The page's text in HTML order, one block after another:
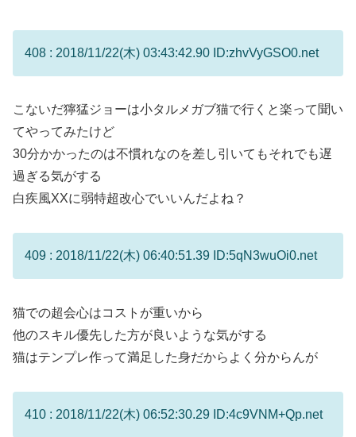
408 : 2018/11/22(木) 03:43:42.90 ID:zhvVyGSO0.net
こないだ獰猛ジョーは小タルメガブ猫で行くと楽って聞い
てやってみたけど
30分かかったのは不慣れなのを差し引いてもそれでも遅
過ぎる気がする
白疾風XXに弱特超改心でいいんだよね？
409 : 2018/11/22(木) 06:40:51.39 ID:5qN3wuOi0.net
猫での超会心はコストが重いから
他のスキル優先した方が良いような気がする
猫はテンプレ作って満足した身だからよく分からんが
410 : 2018/11/22(木) 06:52:30.29 ID:4c9VNM+Qp.net